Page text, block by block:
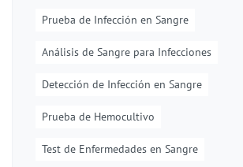
Prueba de Infección en Sangre
Análisis de Sangre para Infecciones
Detección de Infección en Sangre
Prueba de Hemocultivo
Test de Enfermedades en Sangre